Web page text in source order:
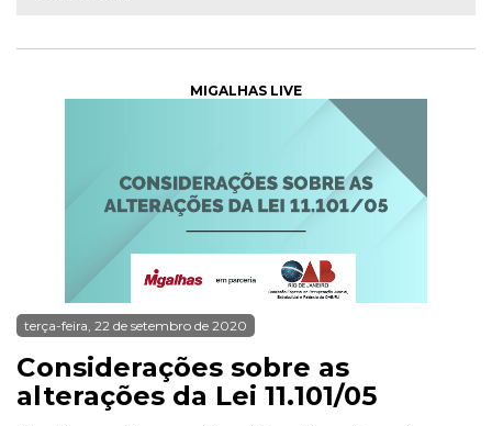
MIGALHAS LIVE
terça-feira, 22 de setembro de 2020
Considerações sobre as
alterações da Lei 11.101/05